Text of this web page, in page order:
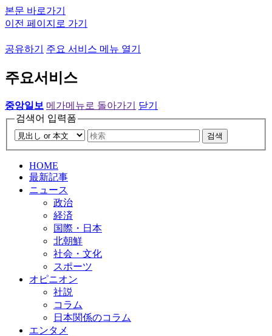
본문 바로가기
이전 페이지로 가기
공유하기 주요 서비스 메뉴 열기
주요서비스
중앙일보 메가메뉴로 돌아가기
닫기
검색어 입력폼
검색
HOME
最新記事
ニュース
政治
経済
国際・日本
北朝鮮
社会・文化
スポーツ
オピニオン
社説
コラム
日本関係のコラム
エンタメ